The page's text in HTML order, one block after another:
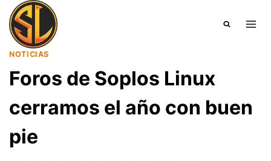
Saltar
contenido
NOTICIAS
Foros de Soplos Linux
cerramos el año con buen
pie